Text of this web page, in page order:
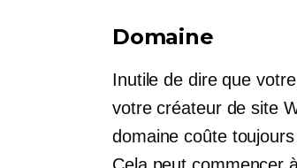
Domaine
Inutile de dire que
votre créateur de site
domaine coûte